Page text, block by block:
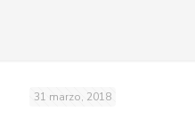
31 marzo, 2018